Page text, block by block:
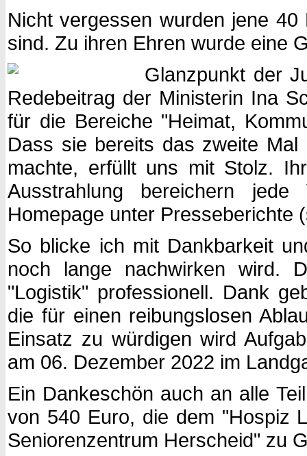
Nicht vergessen wurden jene
sind. Zu ihren Ehren wurde eine
Glanzpunkt der
Redebeitrag der Ministerin Ina
für die Bereiche "Heimat,
Dass sie bereits das zweite Mal
machte, erfüllt uns mit Stolz.
Ausstrahlung bereichern
Homepage unter Presseberichte
So blicke ich mit Dankbarkeit
noch lange nachwirken wird.
"Logistik" professionell. Dank
die für einen reibungslosen
Einsatz zu würdigen wird
am 06. Dezember 2022 im
Ein Dankeschön auch an alle
von 540 Euro, die dem "Hospiz
Seniorenzentrum Herscheid" zu